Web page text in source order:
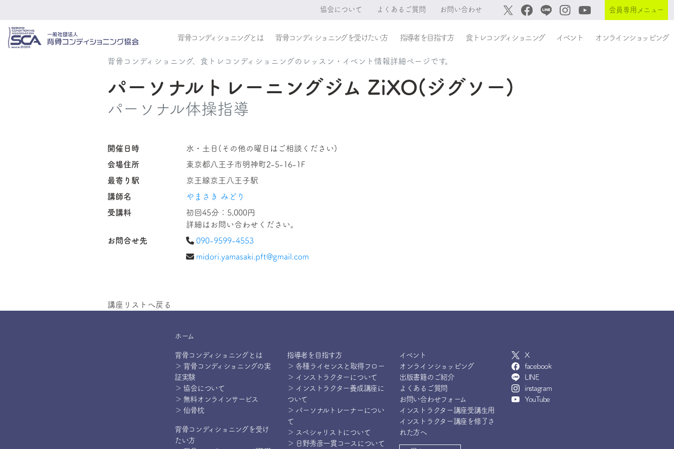
協会について よくあるご質問 お問い合わせ 会員専用メニュー
背骨コンディショニングとは 背骨コンディショニングを受けたい方 指導者を目指す方 食トレコンディショニング イベント オンラインショッピング
背骨コンディショニング、食トレコンディショニングのレッスン・イベント情報詳細ページです。
パーソナルトレーニングジム ZiXO(ジグソー)
パーソナル体操指導
開催日時
水・土日(その他の曜日はご相談ください)
会場住所
東京都八王子市明神町2-5-16-1F
最寄り駅
京王線京王八王子駅
講師名
やまさき みどり
受講料
初回45分：5,000円
詳細はお問い合わせください。
お問合せ先
090-9599-4553
midori.yamasaki.pft@gmail.com
講座リストへ戻る
ホーム
背骨コンディショニングとは
＞ 背骨コンディショニングの実
証実験
＞ 協会について
＞ 無料オンラインサービス
＞ 仙骨枕
背骨コンディショニングを受け
たい方
指導者を目指す方
＞ 各種ライセンスと取得フロー
＞ インストラクターについて
＞ インストラクター養成講座に
ついて
＞ パーソナルトレーナーについ
て
＞ スペシャリストについて
＞ 日野秀彦一貫コースについて
イベント
オンラインショッピング
出版書籍のご紹介
よくあるご質問
お問い合わせフォーム
インストラクター講座受講生用
インストラクター講座を修了さ
れた方へ
X
facebook
LINE
instagram
YouTube